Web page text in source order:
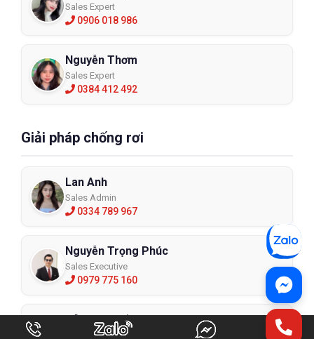
Sales Expert
0906 018 986
Nguyễn Thơm
Sales Expert
0384 412 492
Giải pháp chống rơi
Lan Anh
Sales Admin
0334 789 967
Nguyễn Trọng Phúc
Sales Executive
0979 775 160
Đỗ Minh Thắng
Sales Expert